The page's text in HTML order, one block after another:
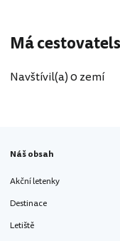
Má
Navštívil(a) 0 zemí
Náš obsah
Akční letenky
Destinace
Letiště